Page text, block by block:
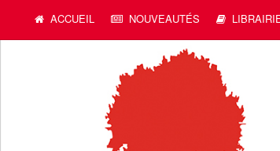
ACCUEIL NOUVEAUTÉS